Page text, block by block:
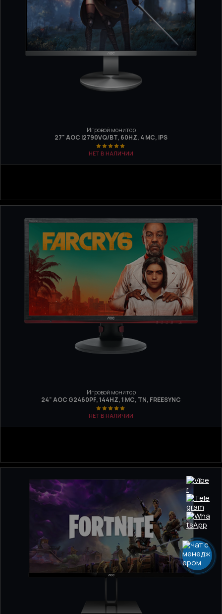
Игровой монитор
27" AOC I2790VQ/BT, 60HZ, 4 МС, IPS
НЕТ В НАЛИЧИИ
Игровой монитор
24" AOC G2460PF, 144HZ, 1 МС, TN, FREESYNC
НЕТ В НАЛИЧИИ